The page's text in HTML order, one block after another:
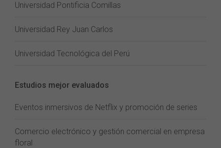
Universidad Pontificia Comillas
Universidad Rey Juan Carlos
Universidad Tecnológica del Perú
Estudios mejor evaluados
Eventos inmersivos de Netflix y promoción de series
Comercio electrónico y gestión comercial en empresa
floral